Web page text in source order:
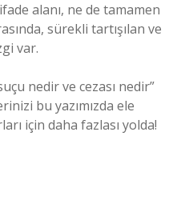
alanı, ne de tamamen
sürekli tartışılan ve
var.
nedir ve cezası nedir”
bu yazımızda ele
için daha fazlası yolda!